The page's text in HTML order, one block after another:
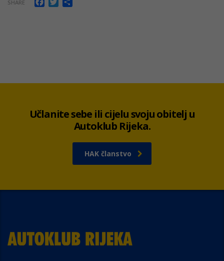
SHARE
Učlanite sebe ili cijelu svoju obitelj u
Autoklub Rijeka.
HAK članstvo